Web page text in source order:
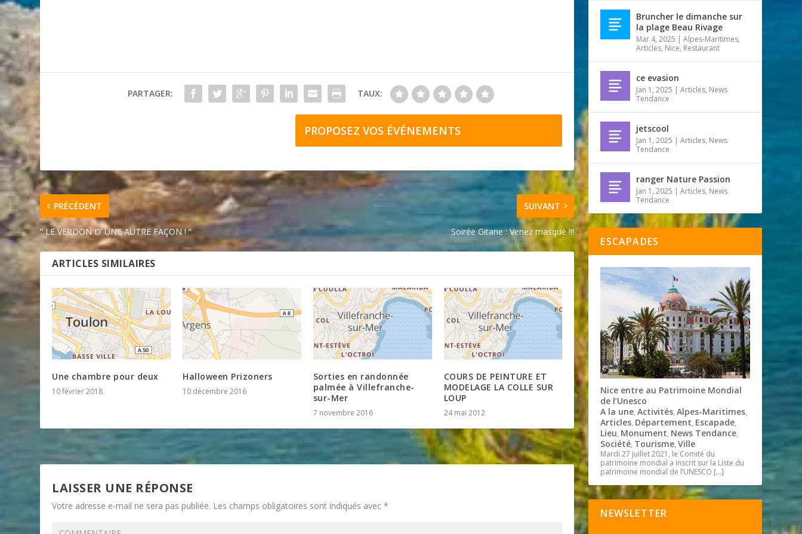
PARTAGER: TAUX:
PROPOSEZ VOS ÉVÉNEMENTS
PRÉCÉDENT
” LE VERDON D’ UNE AUTRE FAÇON ! “
SUIVANT
Soirée Gitane : Venez masqué !!!
ARTICLES SIMILAIRES
Une chambre pour deux
10 février 2018
Halloween Prizoners
10 décembre 2016
Sorties en randonnée
palmée à Villefranche-
sur-Mer
7 novembre 2016
COURS DE PEINTURE ET
MODELAGE LA COLLE SUR
LOUP
24 mai 2012
LAISSER UNE RÉPONSE
Votre adresse e-mail ne sera pas publiée. Les champs obligatoires sont indiqués avec*
Bruncher le dimanche sur
la plage Beau Rivage
Mar 4, 2025 |Alpes-Maritimes,
Articles, Nice, Restaurant
ce evasion
Jan 1, 2025 |Articles, News
Tendance
jetscool
Jan 1, 2025 |Articles, News
Tendance
ranger Nature Passion
Jan 1, 2025 |Articles, News
Tendance
ESCAPADES
Nice entre au Patrimoine Mondial
de l’Unesco
A la une,Activités,Alpes-Maritimes,
Articles, Département, Escapade,
Lieu, Monument, News Tendance,
Société, Tourisme,Ville
Mardi 27 juillet 2021, le Comité du
patrimoine mondial a inscrit sur la Liste du
patrimoine mondial de l’UNESCO […]
NEWSLETTER